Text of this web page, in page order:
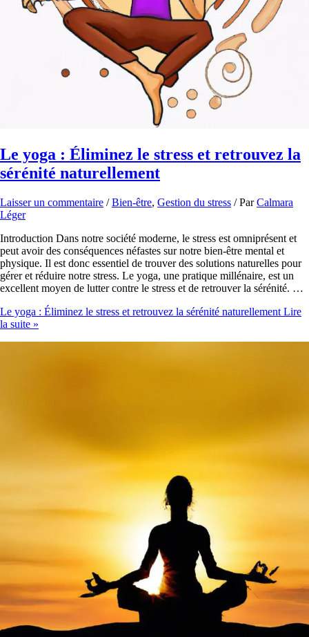
Le yoga : Éliminez le stress et retrouvez la
sérénité naturellement
Laisser un commentaire /Bien-être, Gestion du stress / ParCalmara
Léger
Introduction Dans notre société moderne, le stress est omniprésent et
peut avoir des conséquences néfastes sur notre bien-être mental et
physique. Il est donc essentiel de trouver des solutions naturelles pour
gérer et réduire notre stress. Le yoga, une pratique millénaire, est un
excellent moyen de lutter contre le stress et de retrouver la sérénité. …
Le yoga : Éliminez le stress et retrouvez la sérénité naturellement Lire
la suite »